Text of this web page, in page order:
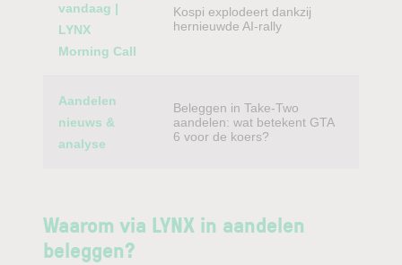
vandaag |
LYNX
Morning Call
Kospi explodeert dankzij
hernieuwde AI-rally
Aandelen
nieuws &
analyse
Beleggen in Take-Two
aandelen: wat betekent GTA
6 voor de koers?
Waarom via LYNX in aandelen
beleggen?